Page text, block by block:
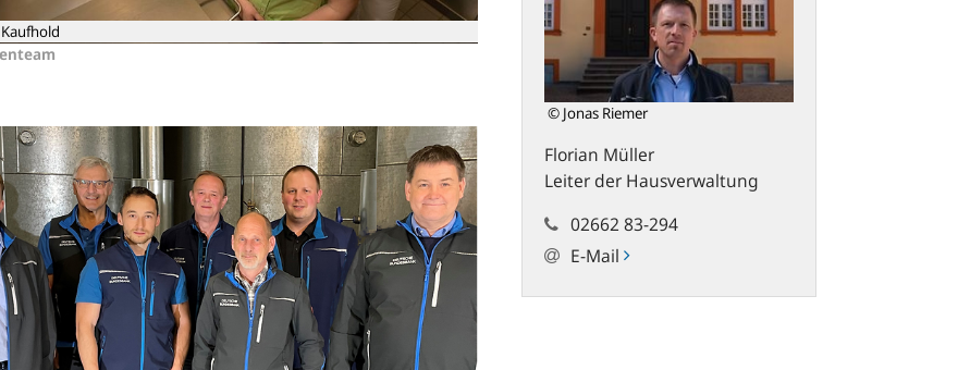
© Jonas Riemer
Florian Müller
Leiter der Hausverwaltung
02662 83-294
E-Mail